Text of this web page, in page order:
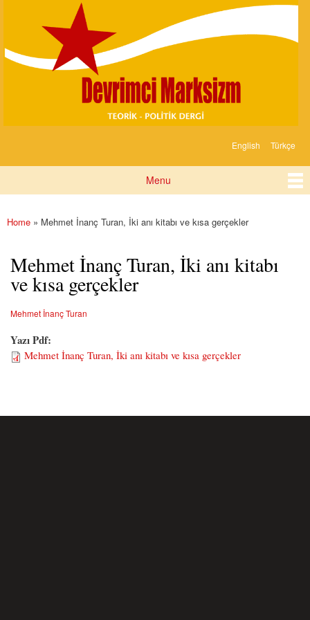
content
Marksizm
English Türkçe
Menu
You are here
Home » Mehmet İnanç Turan, İki anı kitabı ve kısa gerçekler
Mehmet İnanç Turan, İki anı kitabı
ve kısa gerçekler
Mehmet İnanç Turan
Yazı Pdf:
Mehmet İnanç Turan, İki anı kitabı ve kısa gerçekler